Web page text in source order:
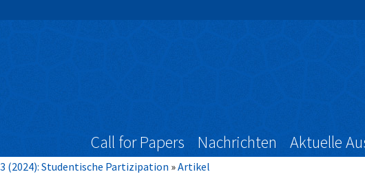
Call for Papers Nachrichten Aktuelle
3 (2024): Studentische Partizipation Artikel